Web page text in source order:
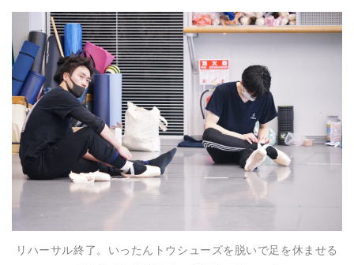
リハーサル終了。いったんトウシューズを脱いで足を休ませる